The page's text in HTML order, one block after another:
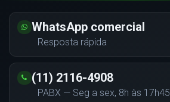
WhatsApp comercial
Resposta rápida
(11) 2116-4908
PABX — Seg a sex, 8h às 17h45